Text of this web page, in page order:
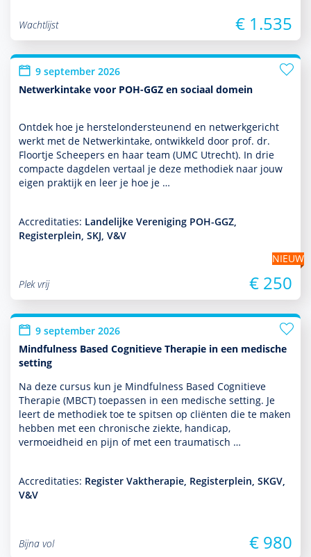
Wachtlijst € 1.535
9 september 2026
Netwerkintake voor POH-GGZ en sociaal domein
Ontdek hoe je herstelonder­steunend en netwerkgericht
werkt met de Netwerkintake, ontwik­keld door prof. dr.
Floortje Scheepers en haar team (UMC Utrecht). In drie
compacte dagdelen vertaal je deze metho­diek naar jouw
eigen prak­tijk en leer je hoe je …
Accreditaties: Landelijke Vereniging POH-GGZ,
Registerplein, SKJ, V&V
NIEUW
Plek vrij
€ 250
9 september 2026
Mindfulness Based Cognitieve Therapie in een medische
setting
Na deze cursus kun je Mindfulness Based Cognitieve
Therapie (MBCT) toe­pas­sen in een medische setting. Je
leert de metho­diek toe te spitsen op cliënten die te maken
hebben met een chronische ziekte, handicap,
vermoeidheid en pijn of met een traumatisch …
Accreditaties: Register Vaktherapie, Registerplein, SKGV,
V&V
Bijna vol € 980